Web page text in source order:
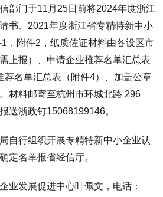
部门于11月25日前将2024年度浙江
书、2021年度浙江省专精特新中小
，附件2，纸质佐证材料由各设区市
上报）、申请企业推荐名单汇总表
荐名单汇总表（附件4）、加盖公章
材料邮寄至杭州市环城北路 296
送浙政钉15068199146。
自行组织开展专精特新中小企业认
定名单报省经信厅。
业发展促进中心叶佩文，电话：